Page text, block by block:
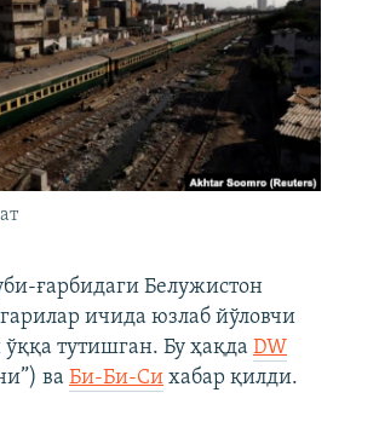
ғарбидаги Белужистон
ичида юзлаб йўловчи
ўққа тутишган. Бу ҳақда DW
ва Би-Би-Си хабар қилди.